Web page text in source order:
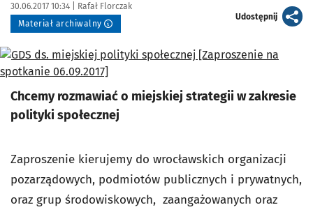
Data publikacji:
30.06.2017 10:34 | Autor:
Rafał Florczak
Materiał archiwalny
Udostępnijartykuł
Kliknij, aby powiększyć
Chcemy rozmawiać o miejskiej strategii w zakresie
polityki społecznej
Zaproszenie kierujemy do wrocławskich organizacji
pozarządowych, podmiotów publicznych i prywatnych,
oraz grup środowiskowych, zaangażowanych oraz